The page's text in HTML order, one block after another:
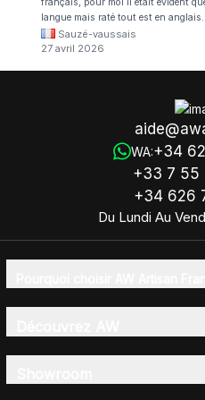
langue mais raté tout est en anglais.
Sauzé-vaussais
27 avril 2026
WA:+34
+33 7 55
+34 626
Du Lundi Au